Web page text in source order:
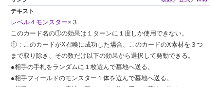
レベル４モンスター×３
このカード名の①の効果は１ターンに１度しか使用できない。
①：このカードがX召喚に成功した場合、このカードのX素材を３つ
まで取り除き、その数だけ以下の効果から選択して発動できる。
●相手の手札をランダムに１枚選んで墓地へ送る。
●相手フィールドのモンスター１体を選んで墓地へ送る。